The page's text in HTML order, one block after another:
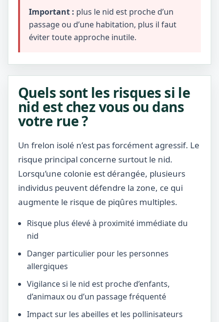
Important : plus le nid est proche d’un
passage ou d’une habitation, plus il faut
éviter toute approche inutile.
Quels sont les risques si le
nid est chez vous ou dans
votre rue ?
Un frelon isolé n’est pas forcément agressif. Le
risque principal concerne surtout le nid.
Lorsqu’une colonie est dérangée, plusieurs
individus peuvent défendre la zone, ce qui
augmente le risque de piqûres multiples.
Risque plus élevé à proximité immédiate du
nid
Danger particulier pour les personnes
allergiques
Vigilance si le nid est proche d’enfants,
d’animaux ou d’un passage fréquenté
Impact sur les abeilles et les pollinisateurs